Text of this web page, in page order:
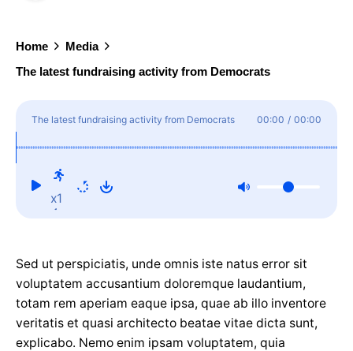
Home
Media
The latest fundraising activity from Democrats
The latest fundraising activity from Democrats 00:00 / 00:00
x1
Sed ut perspiciatis, unde omnis iste natus error sit
voluptatem accusantium doloremque laudantium,
totam rem aperiam eaque ipsa, quae ab illo inventore
veritatis et quasi architecto beatae vitae dicta sunt,
explicabo. Nemo enim ipsam voluptatem, quia